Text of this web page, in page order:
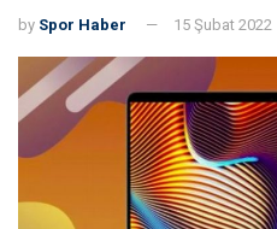
by Spor Haber 15 Şubat 2022